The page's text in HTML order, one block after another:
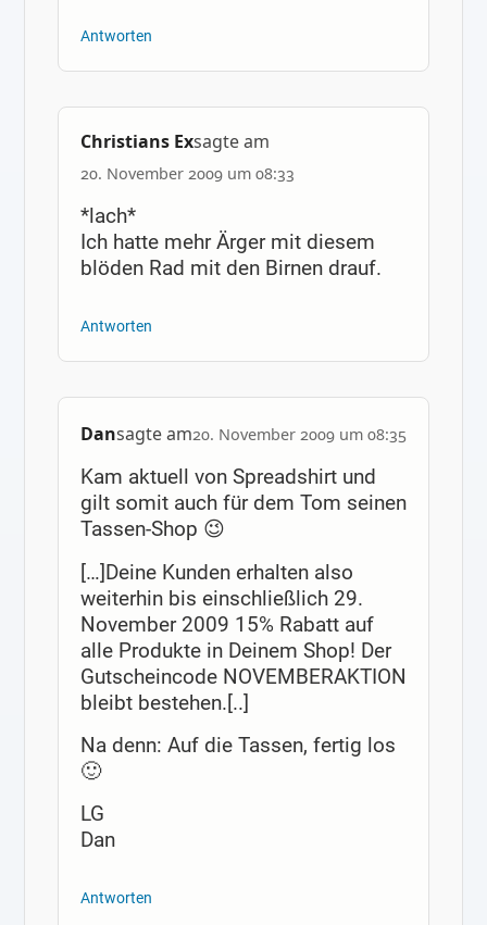
Antworten
Christians Exsagte am
20. November 2009 um 08:33
*lach*
Ich hatte mehr Ärger mit diesem
blöden Rad mit den Birnen drauf.
Antworten
Dansagte am20. November 2009 um 08:35
Kam aktuell von Spreadshirt und
gilt somit auch für dem Tom seinen
Tassen-Shop 😉
[…]Deine Kunden erhalten also
weiterhin bis einschließlich 29.
November 2009 15% Rabatt auf
alle Produkte in Deinem Shop! Der
Gutscheincode NOVEMBERAKTION
bleibt bestehen.[..]
Na denn: Auf die Tassen, fertig los
🙂
LG
Dan
Antworten